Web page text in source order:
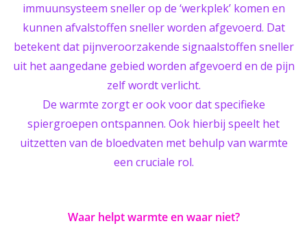
immuunsysteem sneller op de ‘werkplek’ komen en
kunnen afvalstoffen sneller worden afgevoerd. Dat
betekent dat pijnveroorzakende signaalstoffen sneller
uit het aangedane gebied worden afgevoerd en de pijn
zelf wordt verlicht.
De warmte zorgt er ook voor dat specifieke
spiergroepen ontspannen. Ook hierbij speelt het
uitzetten van de bloedvaten met behulp van warmte
een cruciale rol.
Waar helpt warmte en waar niet?